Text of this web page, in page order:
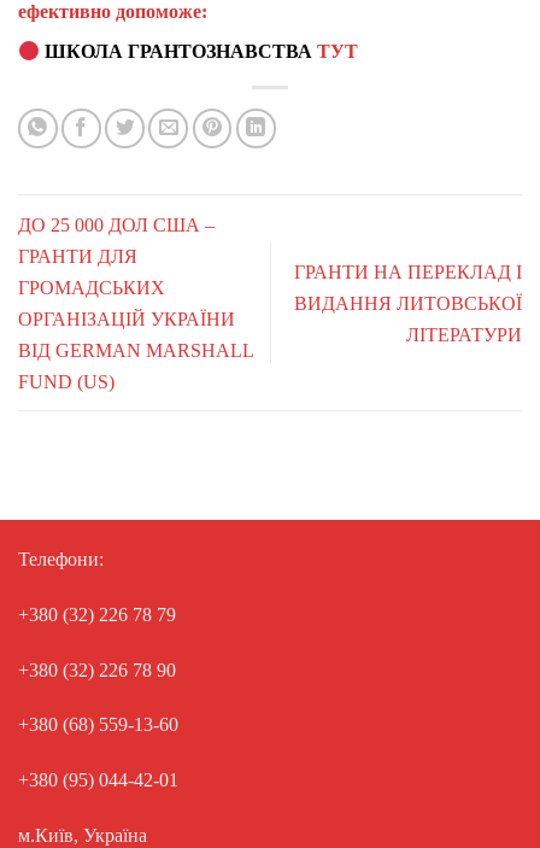
ефективно допоможе:
ШКОЛА ГРАНТОЗНАВСТВАТУТ
ДО 25 000 ДОЛ США –
ГРАНТИ ДЛЯ
ГРОМАДСЬКИХ
ОРГАНІЗАЦІЙ УКРАЇНИ
ВІД GERMAN MARSHALL
FUND (US)
ГРАНТИ НА ПЕРЕКЛАД І
ВИДАННЯ ЛИТОВСЬКОЇ
ЛІТЕРАТУРИ
Телефони:
+380 (32) 226 78 79
+380 (32) 226 78 90
+380 (68) 559-13-60
+380 (95) 044-42-01
м.Київ, Україна